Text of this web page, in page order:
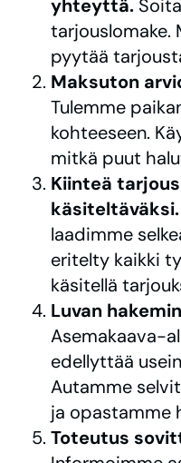
yhteyttä.
tarjouslomake.
pyytää
Maksuton
Tulemme
kohteeseen.
mitkä puut
Kiinteä
käsiteltäväksi.
laadimme
eritelty kaikki
käsitellä
Luvan
Asemakaava-
edellyttää
Autamme
ja opastamme
Toteutus